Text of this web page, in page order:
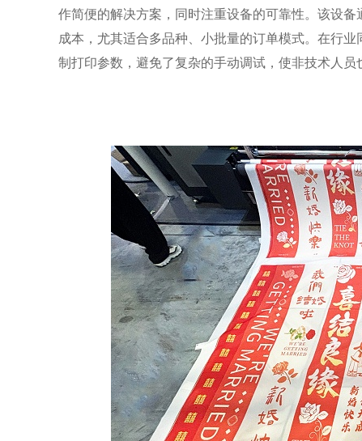
作简便的解决方案，同时注重设备的可靠性。该设备
成本，尤其适合多品种、小批量的订单模式。在行
制打印参数，避免了复杂的手动调试，使非技术人员